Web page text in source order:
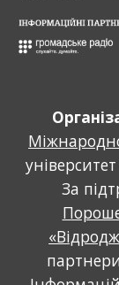
університет
За